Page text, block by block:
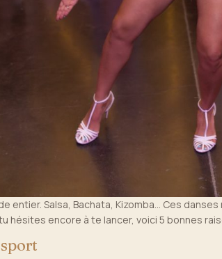
entier. Salsa, Bachata, Kizomba… Ces
hésites encore à te lancer, voici 5 bonnes